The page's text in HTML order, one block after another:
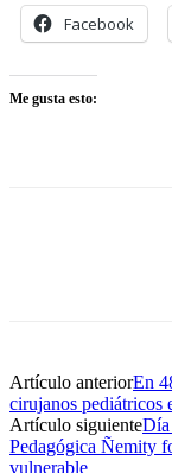
Facebook
Me gusta esto:
Artículo anteriorEn
cirujanos pediátricos
Artículo siguienteDía
Pedagógica Ñemity
vulnerable